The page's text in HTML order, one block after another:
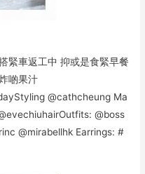
緊車返工中 抑或是食緊早餐
啲果汁
@cathcheung Ma
@boss
@mirabellhk Earrings: #